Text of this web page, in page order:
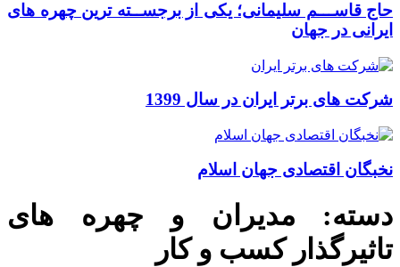
حاج قاســـم سلیمانی؛ یکی از برجســته ترین چهره های
ایرانی در جهان
شرکت های برتر ایران در سال 1399
نخبگان اقتصادی جهان اسلام
دسته: مدیران و چهره های
تاثیرگذار کسب و کار